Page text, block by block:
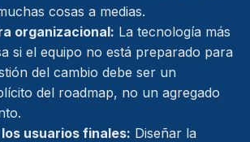
cosas a medias.
organizacional: La tecnología más
si el equipo no está preparado para
del cambio debe ser un
del roadmap, no un agregado
usuarios finales: Diseñar la